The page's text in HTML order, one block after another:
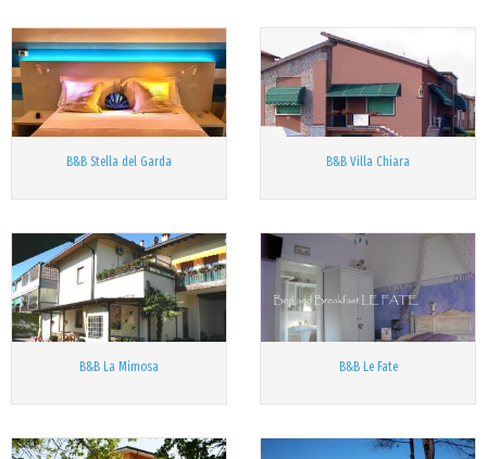
B&B Stella del Garda B&B Villa Chiara
B&B La Mimosa B&B Le Fate